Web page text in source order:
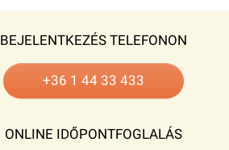
BEJELENTKEZÉS TELEFONON
+36 1 44 33 433
ONLINE IDŐPONTFOGLALÁS